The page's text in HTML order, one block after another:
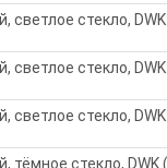
светлое стекло,
светлое стекло,
светлое стекло,
тёмное стекло,